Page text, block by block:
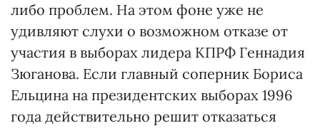
либо проблем. На этом фоне уже не
удивляют слухи о возможном отказе от
участия в выборах лидера КПРФ Геннадия
Зюганова. Если главный соперник Бориса
Ельцина на президентских выборах 1996
года действительно решит отказаться